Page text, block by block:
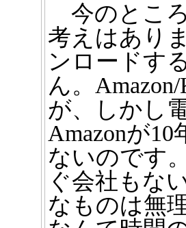
今のとこ
考えはあり
ンロードす
ん。
が、しかし
Amazonが
ないのです
ぐ会社もな
なものは無